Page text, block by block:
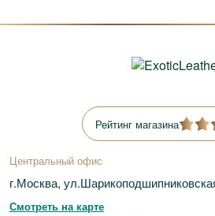
Рейтинг магазина
Центральный офис
г.Москва,
Смотреть на карте